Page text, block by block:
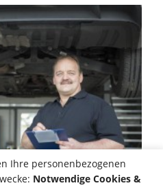
Ihre personenbezogenen
Notwendige Cookies &